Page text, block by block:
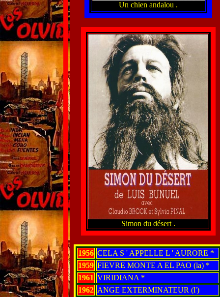
Un chien andalou .
Simon du désert .
1956 CELA S ' APPELLE L ' AURORE *
1959 FIEVRE MONTE A EL PAO (la) *
1961 VIRIDIANA *
1962 ANGE EXTERMINATEUR (l')